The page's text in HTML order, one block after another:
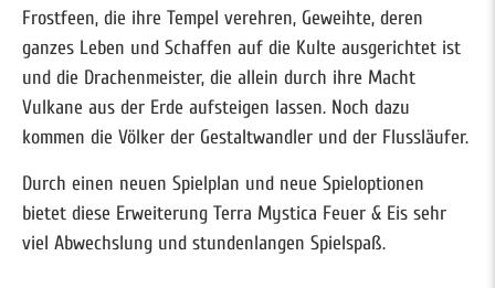
Frostfeen, die ihre Tempel verehren, Geweihte, deren
ganzes Leben und Schaffen auf die Kulte ausgerichtet ist
und die Drachenmeister, die allein durch ihre Macht
Vulkane aus der Erde aufsteigen lassen. Noch dazu
kommen die Völker der Gestaltwandler und der Flussläufer.
Durch einen neuen Spielplan und neue Spieloptionen
bietet diese Erweiterung Terra Mystica Feuer & Eis sehr
viel Abwechslung und stundenlangen Spielspaß.